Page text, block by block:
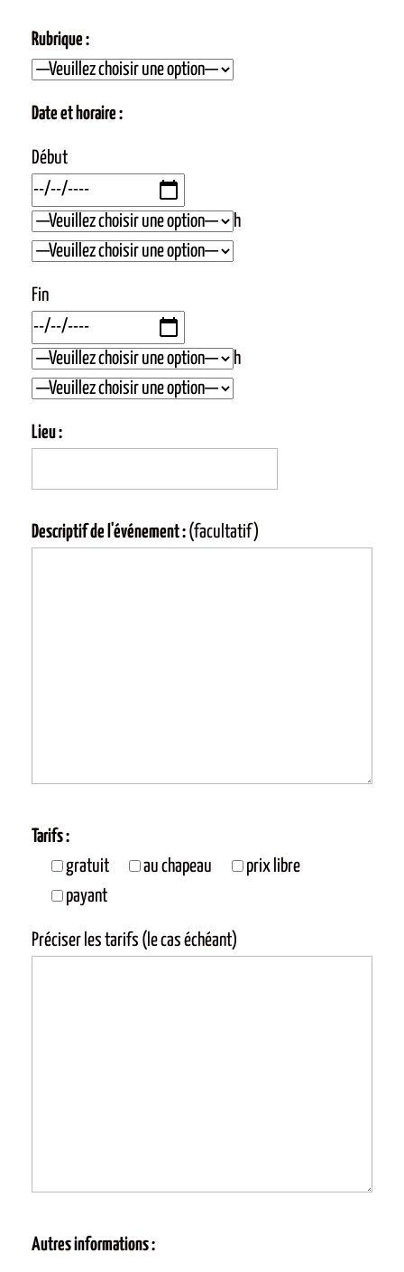
Rubrique :
Date et horaire :
Début
h
Fin
h
Lieu :
Descriptif de l'événement : (facultatif)
Tarifs :
gratuit
au chapeau
prix libre
payant
Préciser les tarifs (le cas échéant)
Autres informations :